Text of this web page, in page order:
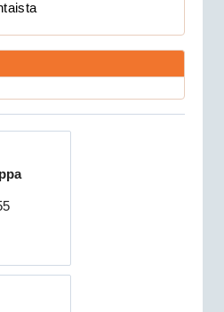
autohä...
autohälytin +